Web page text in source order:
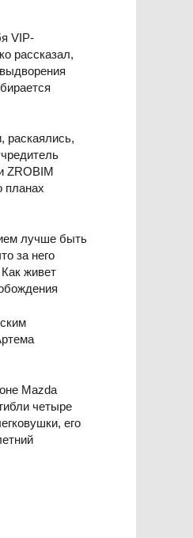
VIP-
рассказал,
раскаялись,
ZROBIM
планах
лучше быть
за него
живет
Mazda
четыре
его